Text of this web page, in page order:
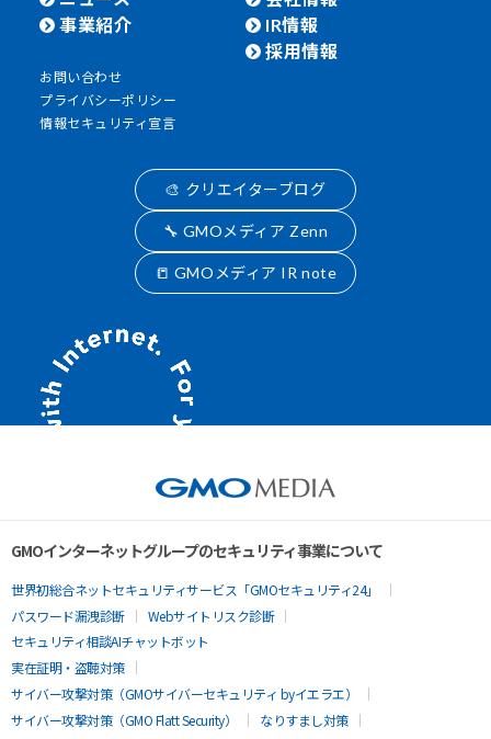
事業紹介
IR情報
採用情報
お問い合わせ
プライバシーポリシー
情報セキュリティ宣言
🎨 クリエイターブログ
🔧 GMOメディア Zenn
📒 GMOメディア IR note
GMOインターネットグループのセキュリティ事業について
世界初総合ネットセキュリティサービス「GMOセキュリティ24」
パスワード漏洩診断
Webサイトリスク診断
セキュリティ相談AIチャットボット
実在証明・盗聴対策
サイバー攻撃対策（GMOサイバーセキュリティ byイエラエ）
サイバー攻撃対策（GMO Flatt Security）
なりすまし対策